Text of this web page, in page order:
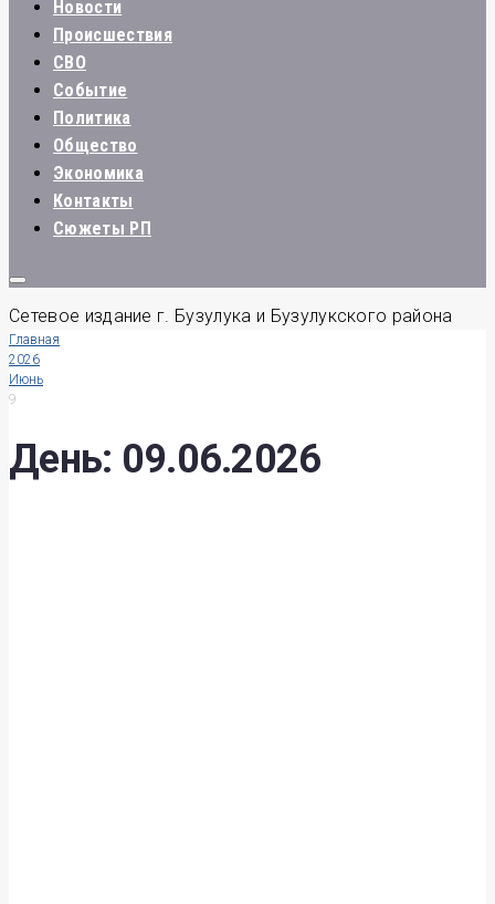
Новости
Происшествия
СВО
Событие
Политика
Общество
Экономика
Контакты
Сюжеты РП
Сетевое издание г. Бузулука и Бузулукского района
Главная
2026
Июнь
9
День: 09.06.2026